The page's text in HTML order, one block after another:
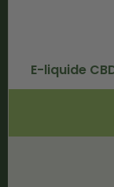
E-liquide